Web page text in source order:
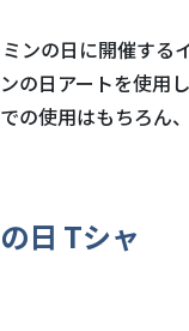
ンの日に開催する
の日アートを使用
の使用はもちろん
日 Tシャ